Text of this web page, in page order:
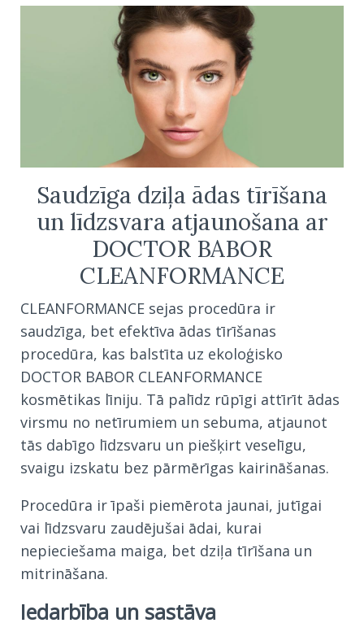
Saudzīga dziļa ādas tīrīšana
un līdzsvara atjaunošana ar
DOCTOR BABOR
CLEANFORMANCE
CLEANFORMANCE sejas procedūra ir
saudzīga, bet efektīva ādas tīrīšanas
procedūra, kas balstīta uz ekoloģisko
DOCTOR BABOR CLEANFORMANCE
kosmētikas līniju. Tā palīdz rūpīgi attīrīt ādas
virsmu no netīrumiem un sebuma, atjaunot
tās dabīgo līdzsvaru un piešķirt veselīgu,
svaigu izskatu bez pārmērīgas kairināšanas.
Procedūra ir īpaši piemērota jaunai, jutīgai
vai līdzsvaru zaudējušai ādai, kurai
nepieciešama maiga, bet dziļa tīrīšana un
mitrināšana.
Iedarbība un sastāva